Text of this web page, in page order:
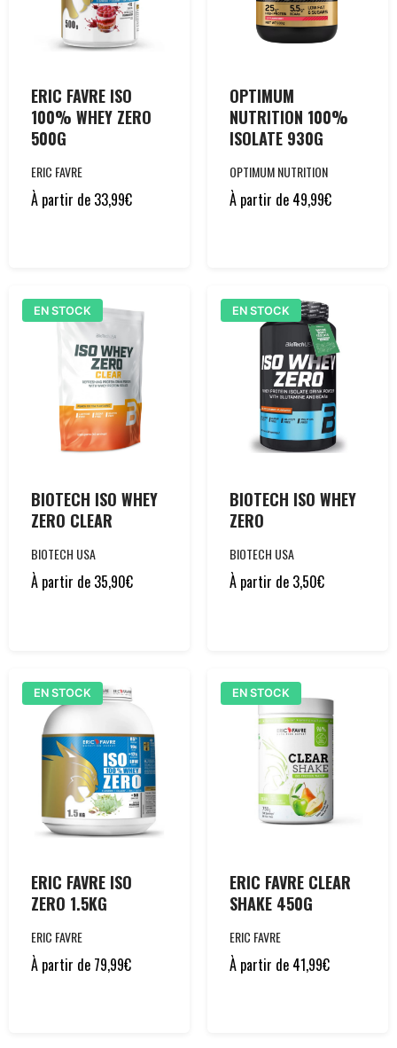
ERIC FAVRE ISO
100% WHEY ZERO
500G
ERIC FAVRE
À partir de 33,99€
OPTIMUM
NUTRITION 100%
ISOLATE 930G
OPTIMUM NUTRITION
À partir de 49,99€
EN STOCK
BIOTECH ISO WHEY
ZERO CLEAR
BIOTECH USA
À partir de 35,90€
EN STOCK
BIOTECH ISO WHEY
ZERO
BIOTECH USA
À partir de 3,50€
EN STOCK
ERIC FAVRE ISO
ZERO 1.5KG
ERIC FAVRE
À partir de 79,99€
EN STOCK
ERIC FAVRE CLEAR
SHAKE 450G
ERIC FAVRE
À partir de 41,99€